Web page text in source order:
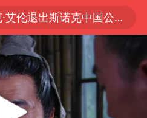
马克·艾伦退出斯诺克中国公开赛
部分直营店飞天茅台提价